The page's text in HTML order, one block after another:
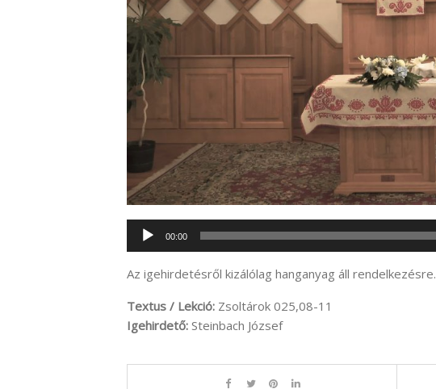
Audió
lejátszó
00:00
Az igehirdetésről kizálólag hanganyag áll rendelkezésre.
Textus / Lekció: Zsoltárok 025,08-11
Igehirdető: Steinbach József